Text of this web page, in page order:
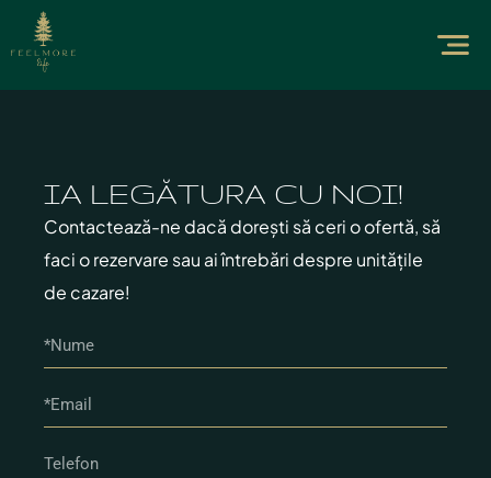
IA LEGĂTURA CU NOI!
Contactează-ne dacă dorești să ceri o ofertă, să
faci o rezervare sau ai întrebări despre unitățile
de cazare!